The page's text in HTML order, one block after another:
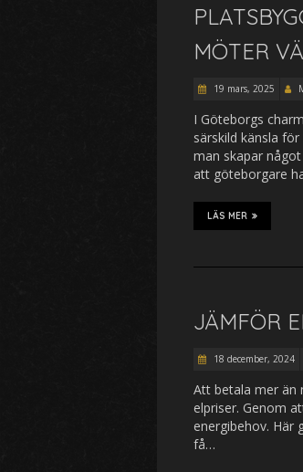
MÖTER
19 mars, 2025
I Göteborgs
särskild känsla
man skapar
att göteborgare
LÄS MER
JÄMFÖR
18 december, 2024
Att betala mer än
elpriser. Genom
energibehov. Här
få…